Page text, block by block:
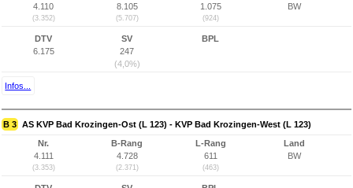
4.110
(3.352)
8.105
(5.707)
1.075
(924)
BW
DTV
6.175
SV
247
(4,0%)
BPL
Infos...
B 3 AS KVP Bad Krozingen-Ost (L 123) - KVP Bad Krozingen-West (L 123)
Nr.
4.111
(3.353)
B-Rang
4.728
(2.371)
L-Rang
611
(463)
Land
BW